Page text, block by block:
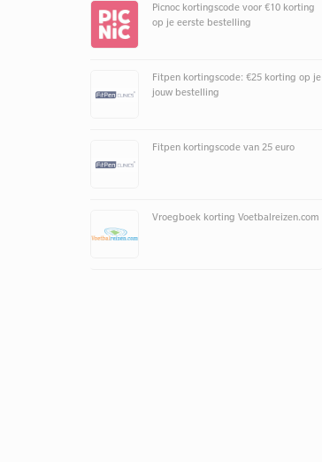
Picnoc kortingscode voor €10 korting
op je eerste bestelling
Fitpen kortingscode: €25 korting op je
jouw bestelling
Fitpen kortingscode van 25 euro
Vroegboek korting Voetbalreizen.com